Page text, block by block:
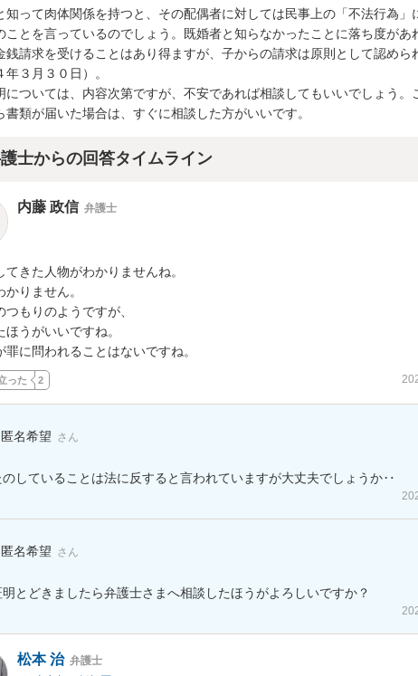
知って肉体関係を持つと、その配偶者に対しては民事上の「不法行為」
ことを言っているのでしょう。既婚者と知らなかったことに落ち度があ
銭請求を受けることはあり得ますが、子からの請求は原則として認めら
年３月３０日）。
については、内容次第ですが、不安であれば相談してもいいでしょう。
書類が届いた場合は、すぐに相談した方がいいです。
士からの回答タイムライン
内藤 政信 弁護士
てきた人物がわかりませんね。
かりません。
つもりのようですが、
ほうがいいですね。
罪に問われることはないですね。
った 2
匿名希望 さん
のしていることは法に反すると言われていますが大丈夫でしょうか‥
匿名希望 さん
明とどきましたら弁護士さまへ相談したほうがよろしいですか？
松本 治 弁護士